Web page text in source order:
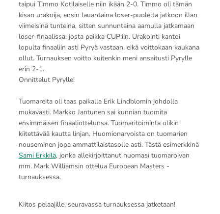
taipui Timmo Kotilaiselle niin ikään 2-0. Timmo oli tämän
kisan urakoija, ensin lauantaina loser-puolelta jatkoon illan
viimeisinä tunteina, sitten sunnuntaina aamulla jatkamaan
loser-finaalissa, josta paikka CUP:iin. Urakointi kantoi
lopulta finaaliin asti Pyryä vastaan, eikä voittokaan kaukana
ollut. Turnauksen voitto kuitenkin meni ansaitusti Pyrylle
erin 2-1.
Onnittelut Pyrylle!
Tuomareita oli taas paikalla Erik Lindblomin johdolla
mukavasti. Markko Jantunen sai kunnian tuomita
ensimmäisen finaaliottelunsa. Tuomaritoiminta olikin
kiitettävää kautta linjan. Huomionarvoista on tuomarien
nouseminen jopa ammattilaistasolle asti. Tästä esimerkkinä
Sami Erkkilä, jonka allekirjoittanut huomasi tuomaroivan
mm. Mark Williamsin ottelua European Masters -
turnauksessa.
Kiitos pelaajille, seuravassa turnauksessa jatketaan!